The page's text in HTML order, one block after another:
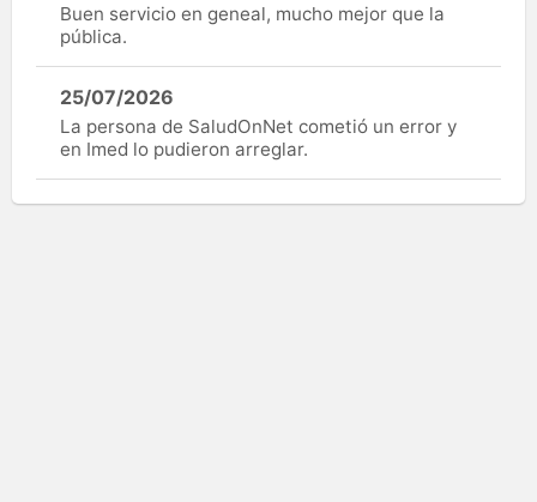
Buen servicio en geneal, mucho mejor que la
pública.
25/07/2026
La persona de SaludOnNet cometió un error y
en Imed lo pudieron arreglar.